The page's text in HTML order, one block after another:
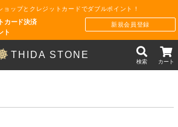
ョップとクレジットカードでダブルポイント !
カード決済
ト
新規会員登録
THIDA STONE
検索 カート